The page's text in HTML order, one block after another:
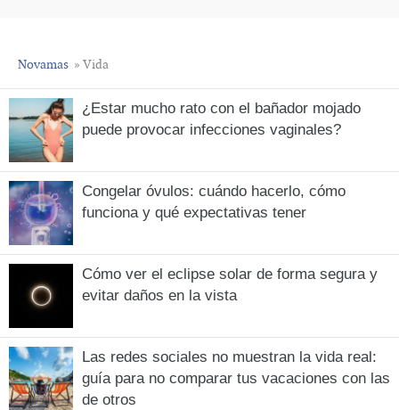
Novamas » Vida
¿Estar mucho rato con el bañador mojado
puede provocar infecciones vaginales?
Congelar óvulos: cuándo hacerlo, cómo
funciona y qué expectativas tener
Cómo ver el eclipse solar de forma segura y
evitar daños en la vista
Las redes sociales no muestran la vida real:
guía para no comparar tus vacaciones con las
de otros